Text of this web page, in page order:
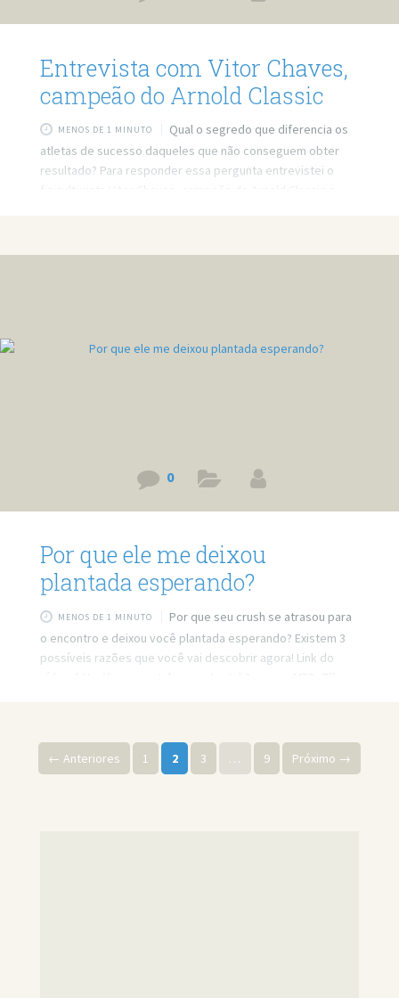
Entrevista com Vitor Chaves,
campeão do Arnold Classic
MENOS DE 1 MINUTO
Qual o segredo que diferencia os
atletas de sucesso daqueles que não conseguem obter
resultado? Para responder essa pergunta entrevistei o
0
Por que ele me deixou
plantada esperando?
MENOS DE 1 MINUTO
Por que seu crush se atrasou para
o encontro e deixou você plantada esperando? Existem 3
possíveis razões que você vai descobrir agora! Link do
Paginação de posts
← Anteriores 1 2 3 … 9 Próximo →